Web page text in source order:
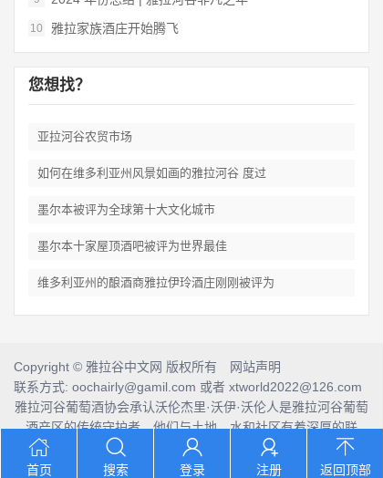
10 雅拉家族酒庄开始腾飞
您想找？
亚拉河谷农贸市场
如何在维多利亚州风景如画的雅拉河谷 度过
墨尔本被评为全球第十大文化城市
墨尔本十家屋顶酒吧被评为世界最佳
维多利亚州的酿酒商雅拉伊玲酒庄刚刚被评为
Copyright © 雅拉谷中文网 版权所有 网站声明
联系方式: oochairly@gamil.com 或者 xtworld2022@126.com
雅拉河谷葡萄酒协会承认沃伦杰里·沃伊·沃伦人是雅拉河谷葡萄
酒产区的传统守护者，他们与土地、水和社区有着深厚的联
系。
我们向他们的前辈和当代长者致敬，并将这份敬意延伸到当今
首页 搜索 登录 注册 返回顶部